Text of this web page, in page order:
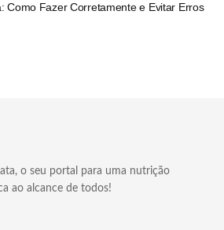
Como Fazer Corretamente e Evitar Erros
o seu portal para uma nutrição
ao alcance de todos!